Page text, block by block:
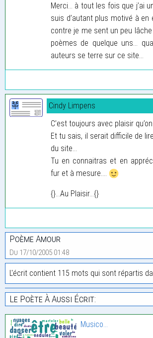
Merci... à tout les fois que j’ai
suis d’autant plus motivé à en
contre je me sent un peu
poèmes de quelque uns...
auteurs se terre sur ce site...
Cindy Limpens
C’est toujours avec plaisir
Et tu sais, il serait difficile de
du site...
Tu en connaitras et en
fur et à mesure....
{}...Au Plaisir...{}
Poème Amour
Du 17/10/2005 01:48
L'écrit contient 115 mots qui sont répartis
Le Poète À Aussi Écrit:
Musico…